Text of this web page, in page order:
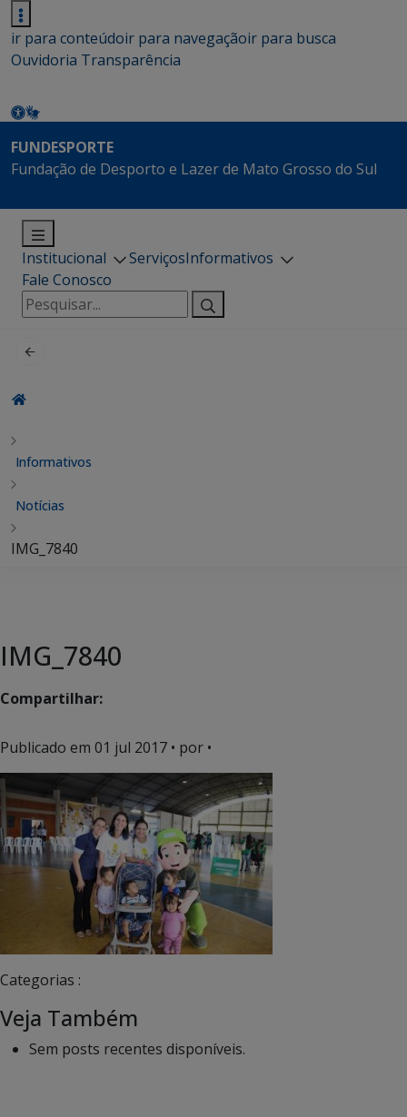
ir para conteúdoir para navegaçãoir para busca
Ouvidoria Transparência
FUNDESPORTE
Fundação de Desporto e Lazer de Mato Grosso do Sul
Institucional ServiçosInformativos
Fale Conosco
Pesquisar
por:
Informativos
Notícias
IMG_7840
IMG_7840
Compartilhar:
Publicado em 01 jul 2017 • por •
Categorias :
Veja Também
Sem posts recentes disponíveis.